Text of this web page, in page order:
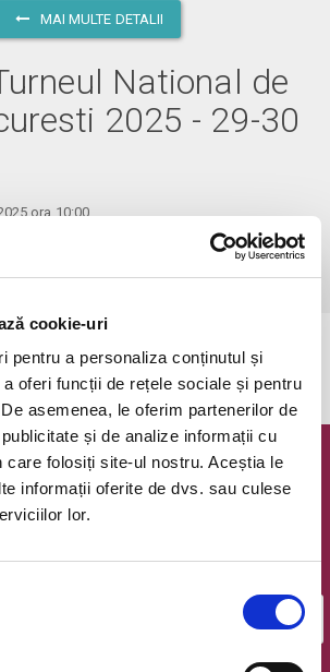
cookie-uri
pentru a personaliza conținutul și
oferi funcții de rețele sociale și pentru
asemenea, le oferim partenerilor de
și de analize informații cu
care folosiți site-ul nostru. Aceștia le
informații oferite de dvs. sau culese
lor.
MAI MULTE DETALII
National de
2025 - 29-30
ora 10:00
persoanelor sub 18 ani!
Evenimentul a expirat.
@ Bilete.ro
si o editie saptamanala cu cele mai noi